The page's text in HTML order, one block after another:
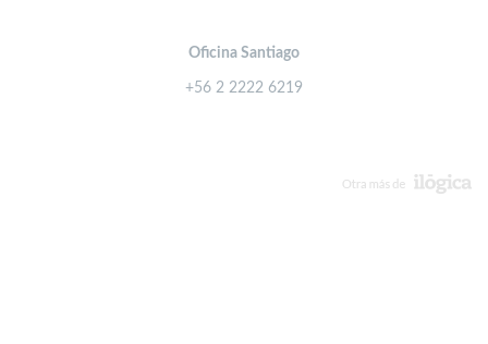
Oficina Santiago
+56 2 2222 6219